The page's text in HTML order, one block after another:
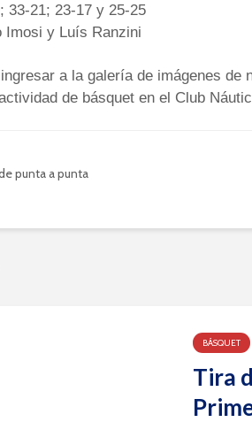
33-21; 23-17 y 25-25
Imosi y Luís Ranzini
a la galería de imágenes de
de básquet en el Club
punta a punta
BÁSQUET
Tira